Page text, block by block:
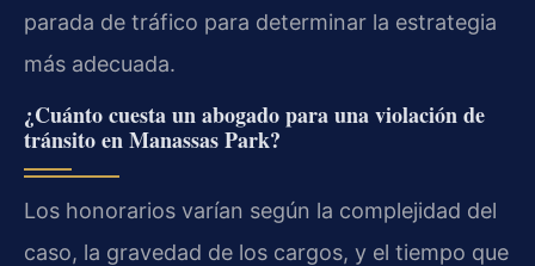
parada de tráfico para determinar la estrategia
más adecuada.
¿Cuánto cuesta un abogado para una violación de
tránsito en Manassas Park?
Los honorarios varían según la complejidad del
caso, la gravedad de los cargos, y el tiempo que